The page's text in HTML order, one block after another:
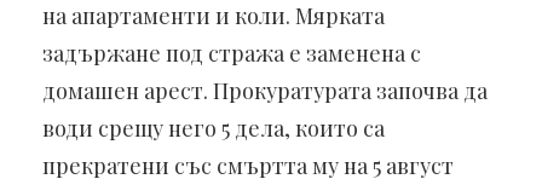
на апартаменти и коли. Мярката
задържане под стража е заменена с
домашен арест. Прокуратурата започва да
води срещу него 5 дела, които са
прекратени със смъртта му на 5 август